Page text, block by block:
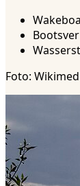
Foto: